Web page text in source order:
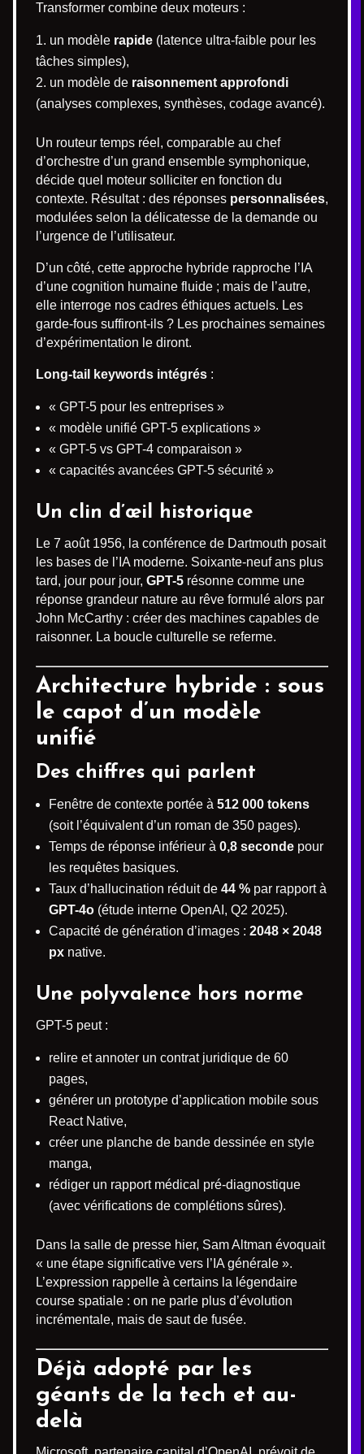
Transformer combine deux moteurs :
un modèle rapide (latence ultra-faible pour les
tâches simples),
un modèle de raisonnement approfondi
(analyses complexes, synthèses, codage avancé).
Un routeur temps réel, comparable au chef
d’orchestre d’un grand ensemble symphonique,
décide quel moteur solliciter en fonction du
contexte. Résultat : des réponses personnalisées,
modulées selon la délicatesse de la demande ou
l’urgence de l’utilisateur.
D’un côté, cette approche hybride rapproche l’IA
d’une cognition humaine fluide ; mais de l’autre,
elle interroge nos cadres éthiques actuels. Les
garde-fous suffiront-ils ? Les prochaines semaines
d’expérimentation le diront.
Long-tail keywords intégrés :
« GPT-5 pour les entreprises »
« modèle unifié GPT-5 explications »
« GPT-5 vs GPT-4 comparaison »
« capacités avancées GPT-5 sécurité »
Un clin d’œil historique
Le 7 août 1956, la conférence de Dartmouth posait
les bases de l’IA moderne. Soixante-neuf ans plus
tard, jour pour jour, GPT-5 résonne comme une
réponse grandeur nature au rêve formulé alors par
John McCarthy : créer des machines capables de
raisonner. La boucle culturelle se referme.
Architecture hybride : sous
le capot d’un modèle
unifié
Des chiffres qui parlent
Fenêtre de contexte portée à 512 000 tokens
(soit l’équivalent d’un roman de 350 pages).
Temps de réponse inférieur à 0,8 seconde pour
les requêtes basiques.
Taux d’hallucination réduit de 44 % par rapport à
GPT-4o (étude interne OpenAI, Q2 2025).
Capacité de génération d’images : 2048 × 2048
px native.
Une polyvalence hors norme
GPT-5 peut :
relire et annoter un contrat juridique de 60
pages,
générer un prototype d’application mobile sous
React Native,
créer une planche de bande dessinée en style
manga,
rédiger un rapport médical pré-diagnostique
(avec vérifications de complétions sûres).
Dans la salle de presse hier, Sam Altman évoquait
« une étape significative vers l’IA générale ».
L’expression rappelle à certains la légendaire
course spatiale : on ne parle plus d’évolution
incrémentale, mais de saut de fusée.
Déjà adopté par les
géants de la tech et au-
delà